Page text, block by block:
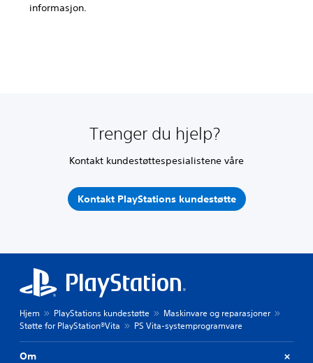
informasjon.
Trenger du hjelp?
Kontakt kundestøttespesialistene våre
Kontakt PlayStations kundestøtte
Hjem PlayStations kundestøtte
Maskinvare og reparasjoner
Støtte for PlayStation®Vita
PS Vita-systemprogramvare
Om